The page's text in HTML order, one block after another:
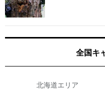
全国キ
北海道エリア